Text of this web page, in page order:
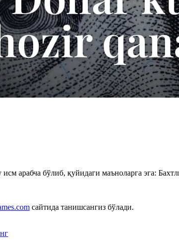
арабча бўлиб, қуйидаги маъноларга эга:
сайтида танишсангиз бўлади.